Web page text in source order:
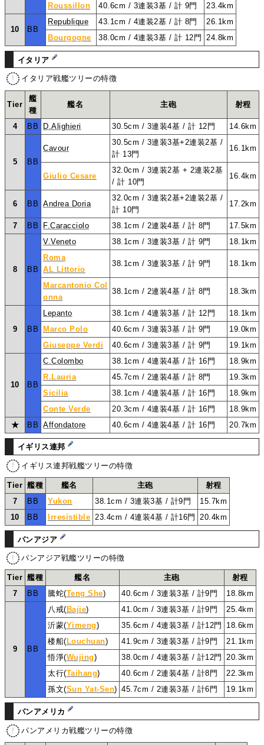
Roussillon
40.6cm / 3連装3基 / 計 9門 23.4km
10 BB
Republique 43.1cm / 4連装2基 / 計 8門
26.1km
Bourgogne
38.0cm / 4連装3基 / 計 12門 24.8km
イタリア
イタリア戦艦ツリーの特徴
Tier
艦
種
艦名 主砲 射程
4 BB D.Alighieri 30.5cm / 3連装4基 / 計 12門 14.6km
5 BB
Cavour
30.5cm / 3連装3基+2連装2基 /
計 13門
16.1km
Giulio Cesare
32.0cm / 3連装2基 + 2連装2基
/ 計 10門
16.4km
6 BB Andrea Doria
32.0cm / 3連装2基+2連装2基 /
計 10門
17.2km
7 BB F.Caracciolo 38.1cm / 2連装4基 / 計 8門 17.5km
8 BB
V.Veneto 38.1cm / 3連装3基 / 計 9門
18.1km
Roma
AL Littorio
38.1cm / 3連装3基 / 計 9門 18.1km
Marcantonio Col
onna
38.1cm / 2連装4基 / 計 8門 18.3km
9 BB
Lepanto 38.1cm / 4連装3基 / 計 12門
18.1km
Marco Polo
40.6cm / 3連装3基 / 計 9門
19.0km
Giuseppe Verdi
40.6cm / 3連装3基 / 計 9門 19.1km
10 BB
C.Colombo 38.1cm / 4連装4基 / 計 16門
18.9km
R.Lauria
45.7cm / 2連装4基 / 計 8門
19.3km
Sicilia
38.1cm / 4連装4基 / 計 16門
18.9km
Conte Verde
20.3cm / 4連装4基 / 計 16門
18.9km
★
BB Affondatore 40.6cm / 4連装4基 / 計 16門 20.7km
イギリス連邦
イギリス連邦戦艦ツリーの特徴
Tier 艦種 艦名 主砲
射程
7
BB Yukon 38.1cm / 3連装3基 / 計9門
15.7km
10
BB Irresistible 23.4cm / 4連装4基 / 計16門 20.4km
パンアジア
パンアジア戦艦ツリーの特徴
Tier 艦種 艦名 主砲
射程
7
BB 騰蛇(Teng She) 40.6cm / 3連装3基 / 計9門 18.8km
9 BB
八戒( Bajie) 41.0cm / 3連装3基 / 計9門
25.4km
沂蒙(Yimeng) 35.6cm / 4連装3基 / 計12門
18.6km
楼船( Louchuan) 41.9cm / 3連装3基 / 計9門
21.1km
悟淨(Wujing) 38.0cm / 4連装3基 / 計12門
20.3km
太行(Taihang) 40.6cm / 2連装4基 / 計8門
22.3km
孫文(Sun Yat-Sen) 45.7cm / 2連装3基 / 計6門 19.1km
パンアメリカ
パンアメリカ戦艦ツリーの特徴